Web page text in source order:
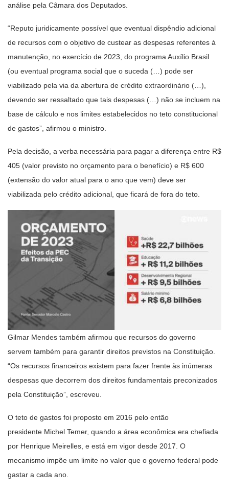
análise pela Câmara dos Deputados.
“Reputo juridicamente possível que eventual dispêndio adicional
de recursos com o objetivo de custear as despesas referentes à
manutenção, no exercício de 2023, do programa Auxílio Brasil
(ou eventual programa social que o suceda (…) pode ser
viabilizado pela via da abertura de crédito extraordinário (…),
devendo ser ressaltado que tais despesas (…) não se incluem na
base de cálculo e nos limites estabelecidos no teto constitucional
de gastos”, afirmou o ministro.
Pela decisão, a verba necessária para pagar a diferença entre R$
405 (valor previsto no orçamento para o benefício) e R$ 600
(extensão do valor atual para o ano que vem) deve ser
viabilizada pelo crédito adicional, que ficará de fora do teto.
Gilmar Mendes também afirmou que recursos do governo
servem também para garantir direitos previstos na Constituição.
“Os recursos financeiros existem para fazer frente às inúmeras
despesas que decorrem dos direitos fundamentais preconizados
pela Constituição”, escreveu.
O teto de gastos foi proposto em 2016 pelo então
presidente Michel Temer, quando a área econômica era chefiada
por Henrique Meirelles, e está em vigor desde 2017. O
mecanismo impõe um limite no valor que o governo federal pode
gastar a cada ano.